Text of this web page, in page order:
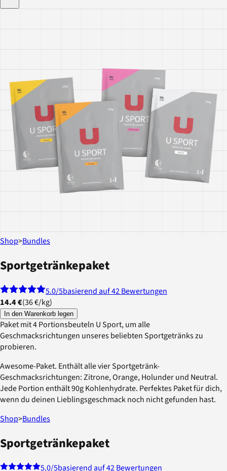
Shop>Bundles
Sportgetränkepaket
5.0/5basierend auf 42 Bewertungen
14.4 €(36 €/kg)
In den Warenkorb legen
Paket mit 4 Portionsbeuteln U Sport, um alle
Geschmacksrichtungen unseres beliebten Sportgetränks zu
probieren.
Awesome-Paket. Enthält alle vier Sportgetränk-
Geschmacksrichtungen: Zitrone, Orange, Holunder und Neutral.
Jede Portion enthält 90g Kohlenhydrate. Perfektes Paket für dich,
wenn du deinen Lieblingsgeschmack noch nicht gefunden hast.
Shop>Bundles
Sportgetränkepaket
5.0/5basierend auf 42 Bewertungen